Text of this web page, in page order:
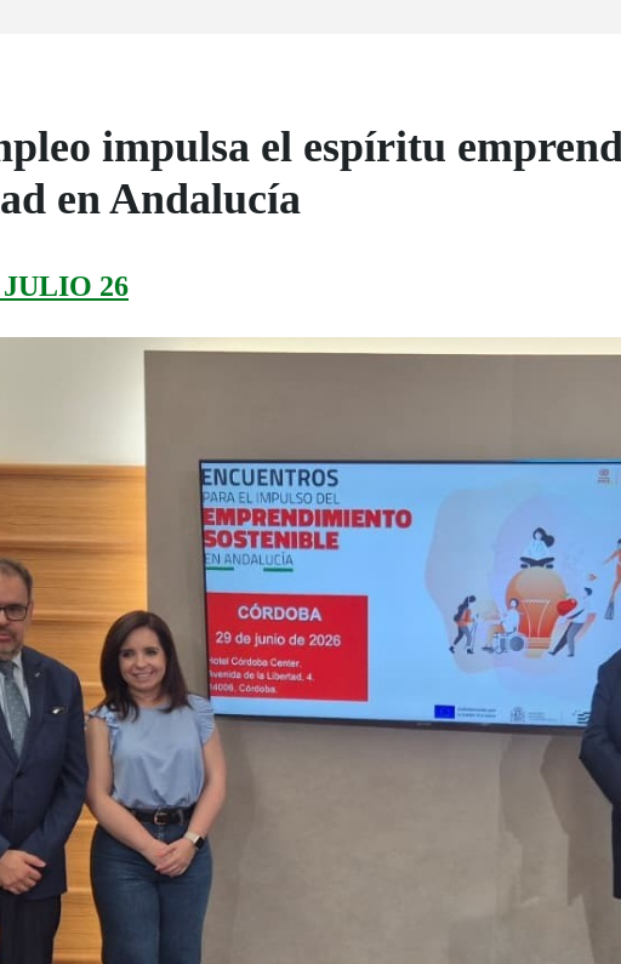
impulsa el espíritu
en Andalucía
26